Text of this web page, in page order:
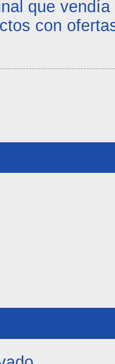
que
con